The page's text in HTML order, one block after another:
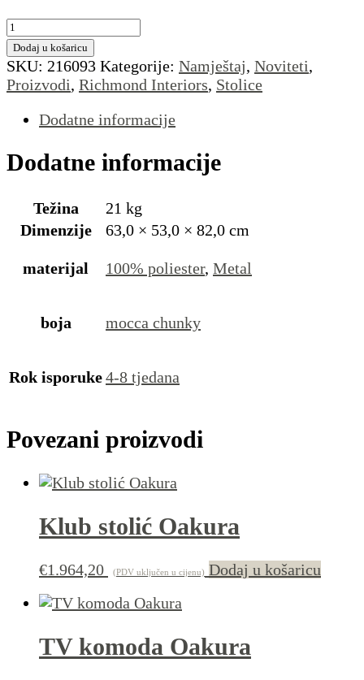
Blagovaonska
stolica
Elvi
mocca
chunky
vatrootporno
2
kom)
Dodaj u košaricu
SKU: 216093 Kategorije: Namještaj, Noviteti,
Proizvodi, Richmond Interiors, Stolice
Dodatne informacije
Dodatne informacije
Težina
21 kg
Dimenzije
63,0 × 53,0 × 82,0 cm
materijal 100% poliester, Metal
boja mocca chunky
Rok isporuke4-8 tjedana
Povezani proizvodi
Klub stolić Oakura
€1.964,20 (PDV uključen u cijenu) Dodaj u košaricu
TV komoda Oakura